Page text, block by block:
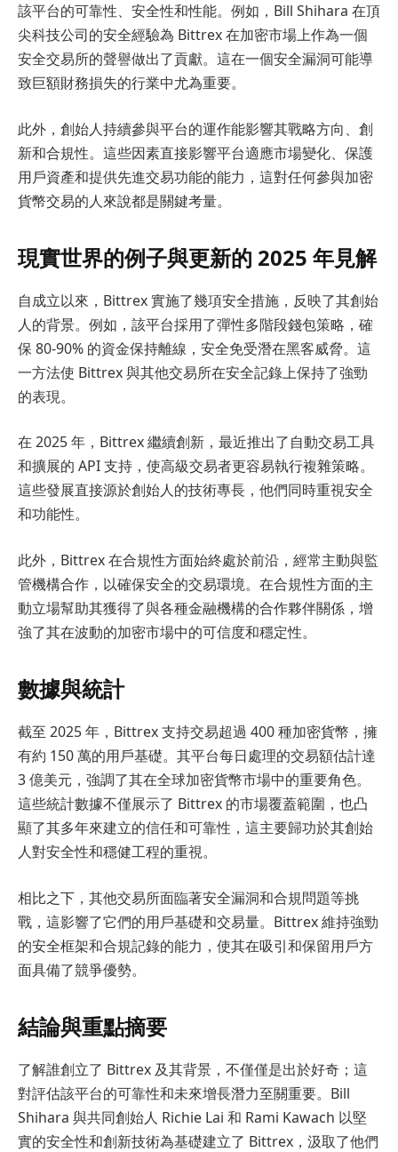
該平台的可靠性、安全性和性能。例如，Bill Shihara 在頂
尖科技公司的安全經驗為 Bittrex 在加密市場上作為一個
安全交易所的聲譽做出了貢獻。這在一個安全漏洞可能導
致巨額財務損失的行業中尤為重要。
此外，創始人持續參與平台的運作能影響其戰略方向、創
新和合規性。這些因素直接影響平台適應市場變化、保護
用戶資產和提供先進交易功能的能力，這對任何參與加密
貨幣交易的人來說都是關鍵考量。
現實世界的例子與更新的 2025 年見解
自成立以來，Bittrex 實施了幾項安全措施，反映了其創始
人的背景。例如，該平台採用了彈性多階段錢包策略，確
保 80-90% 的資金保持離線，安全免受潛在黑客威脅。這
一方法使 Bittrex 與其他交易所在安全記錄上保持了強勁
的表現。
在 2025 年，Bittrex 繼續創新，最近推出了自動交易工具
和擴展的 API 支持，使高級交易者更容易執行複雜策略。
這些發展直接源於創始人的技術專長，他們同時重視安全
和功能性。
此外，Bittrex 在合規性方面始終處於前沿，經常主動與監
管機構合作，以確保安全的交易環境。在合規性方面的主
動立場幫助其獲得了與各種金融機構的合作夥伴關係，增
強了其在波動的加密市場中的可信度和穩定性。
數據與統計
截至 2025 年，Bittrex 支持交易超過 400 種加密貨幣，擁
有約 150 萬的用戶基礎。其平台每日處理的交易額估計達
3 億美元，強調了其在全球加密貨幣市場中的重要角色。
這些統計數據不僅展示了 Bittrex 的市場覆蓋範圍，也凸
顯了其多年來建立的信任和可靠性，這主要歸功於其創始
人對安全性和穩健工程的重視。
相比之下，其他交易所面臨著安全漏洞和合規問題等挑
戰，這影響了它們的用戶基礎和交易量。Bittrex 維持強勁
的安全框架和合規記錄的能力，使其在吸引和保留用戶方
面具備了競爭優勢。
結論與重點摘要
了解誰創立了 Bittrex 及其背景，不僅僅是出於好奇；這
對評估該平台的可靠性和未來增長潛力至關重要。Bill
Shihara 與共同創始人 Richie Lai 和 Rami Kawach 以堅
實的安全性和創新技術為基礎建立了 Bittrex，汲取了他們